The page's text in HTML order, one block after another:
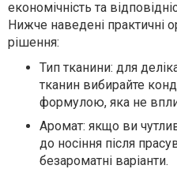
економічність та
Нижче наведені практичні
рішення:
Тип тканини: для
тканин вибирайте
формулою, яка не
Аромат: якщо ви
до носіння після
безароматні варіанти.